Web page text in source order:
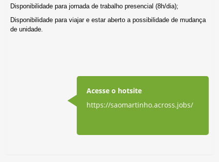
Disponibilidade para jornada de trabalho presencial (8h/dia);
Disponibilidade para viajar e estar aberto a possibilidade de mudança
de unidade.
Acesse o hotsite
https://saomartinho.across.jobs/